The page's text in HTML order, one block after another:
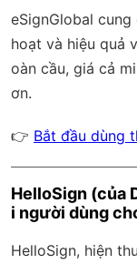
eSignGlobal cung
hoạt và hiệu quả
oàn cầu, giá cả
ơn.
👉 Bắt đầu dùng
HelloSign (của
i người dùng
HelloSign, hiện